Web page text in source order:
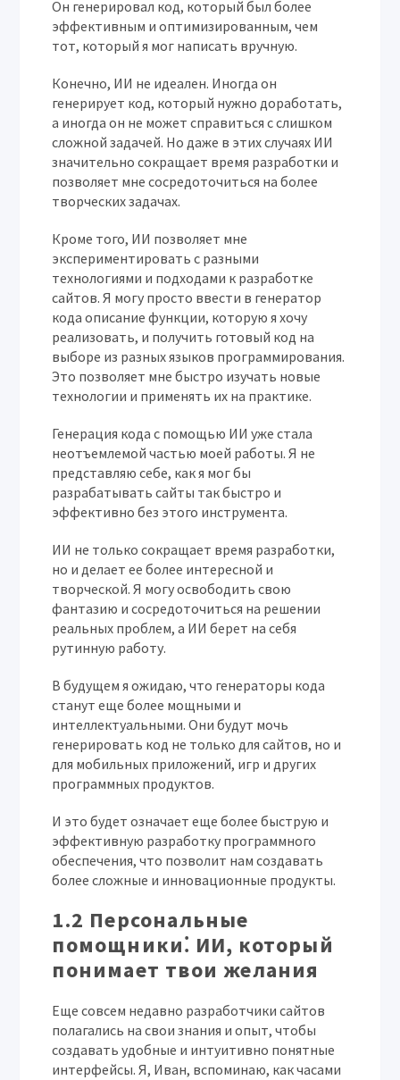
Он генерировал код, который был более
эффективным и оптимизированным, чем
тот, который я мог написать вручную.
Конечно, ИИ не идеален. Иногда он
генерирует код, который нужно доработать,
а иногда он не может справиться с слишком
сложной задачей. Но даже в этих случаях ИИ
значительно сокращает время разработки и
позволяет мне сосредоточиться на более
творческих задачах.
Кроме того, ИИ позволяет мне
экспериментировать с разными
технологиями и подходами к разработке
сайтов. Я могу просто ввести в генератор
кода описание функции, которую я хочу
реализовать, и получить готовый код на
выборе из разных языков программирования.
Это позволяет мне быстро изучать новые
технологии и применять их на практике.
Генерация кода с помощью ИИ уже стала
неотъемлемой частью моей работы. Я не
представляю себе, как я мог бы
разрабатывать сайты так быстро и
эффективно без этого инструмента.
ИИ не только сокращает время разработки,
но и делает ее более интересной и
творческой. Я могу освободить свою
фантазию и сосредоточиться на решении
реальных проблем, а ИИ берет на себя
рутинную работу.
В будущем я ожидаю, что генераторы кода
станут еще более мощными и
интеллектуальными. Они будут мочь
генерировать код не только для сайтов, но и
для мобильных приложений, игр и других
программных продуктов.
И это будет означает еще более быструю и
эффективную разработку программного
обеспечения, что позволит нам создавать
более сложные и инновационные продукты.
1.2 Персональные
помощники⁚ ИИ, который
понимает твои желания
Еще совсем недавно разработчики сайтов
полагались на свои знания и опыт, чтобы
создавать удобные и интуитивно понятные
интерфейсы. Я, Иван, вспоминаю, как часами